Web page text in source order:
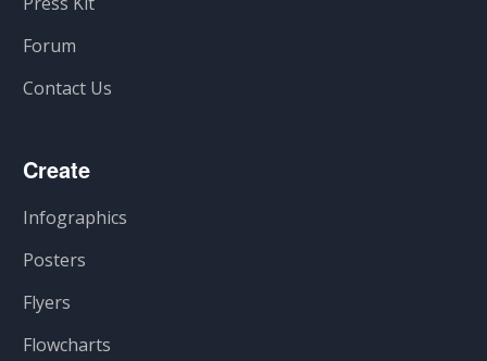
Forum
Contact Us
Create
Infographics
Posters
Flyers
Flowcharts